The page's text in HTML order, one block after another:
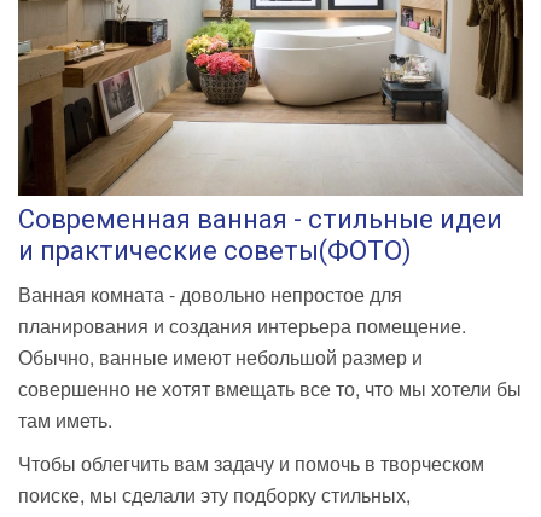
Современная ванная - стильные идеи
и практические советы(ФОТО)
Ванная комната - довольно непростое для
планирования и создания интерьера помещение.
Обычно, ванные имеют небольшой размер и
совершенно не хотят вмещать все то, что мы хотели бы
там иметь.
Чтобы облегчить вам задачу и помочь в творческом
поиске, мы сделали эту подборку стильных,